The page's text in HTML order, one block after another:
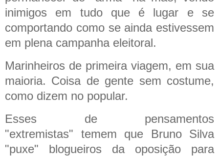
inimigos em tudo que é lugar e se
comportando como se ainda estivessem
em plena campanha eleitoral.
Marinheiros de primeira viagem, em sua
maioria. Coisa de gente sem costume,
como dizem no popular.
Esses de pensamentos
"extremistas" temem que Bruno Silva
"puxe" blogueiros da oposição para